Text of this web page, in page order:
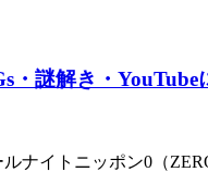
謎解き・
ナイトニッポン0（